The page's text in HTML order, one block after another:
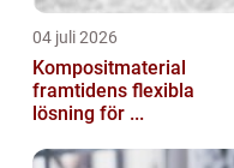
04 juli 2026
Kompositmaterial
framtidens flexibla
lösning för ...